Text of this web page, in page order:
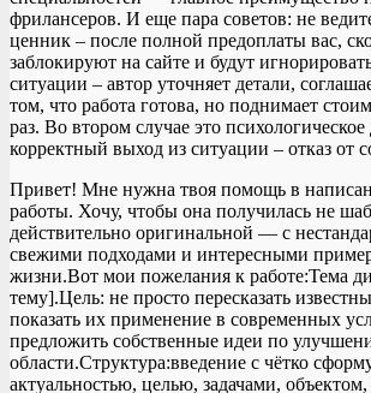
фрилансеров. И еще пара советов: не
ценник – после полной предоплаты вас,
заблокируют на сайте и будут
ситуации – автор уточняет детали,
том, что работа готова, но поднимает
раз. Во втором случае это
корректный выход из ситуации – отказ от
Привет! Мне нужна твоя помощь в
работы. Хочу, чтобы она получилась не
действительно оригинальной — с
свежими подходами и интересными
жизни.Вот мои пожелания к работе:Тема
тему].Цель: не просто пересказать
показать их применение в современных
предложить собственные идеи по
области.Структура:введение с чётко
актуальностью, целью, задачами,